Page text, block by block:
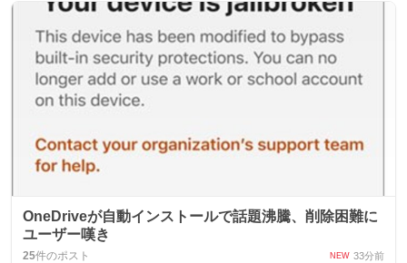
OneDriveが自動インストールで話題沸騰、削除困難に
ユーザー嘆き
25件のポスト NEW 33分前